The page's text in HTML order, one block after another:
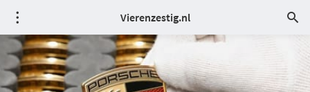
Vierenzestig.nl